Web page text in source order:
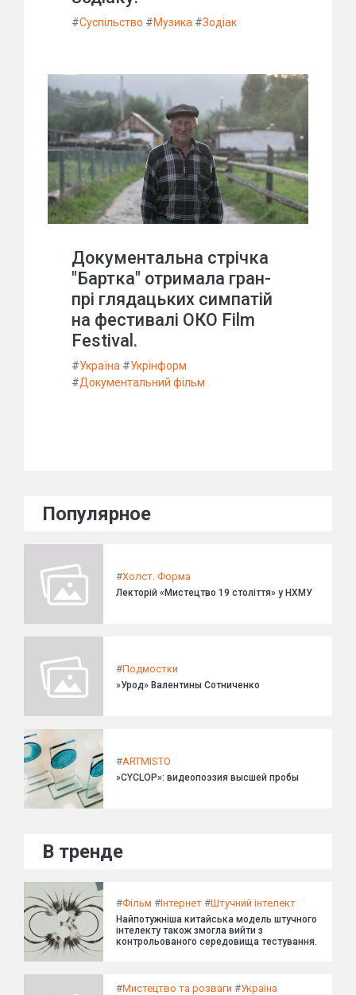
#Суспільство #Музика #Зодіак
Документальна стрічка
"Бартка" отримала гран-
прі глядацьких симпатій
на фестивалі ОКО Film
Festival.
#Україна #Укрінформ
#Документальний фільм
Популярное
#Холст. Форма
Лекторій «Мистецтво 19 століття» у НХМУ
#Подмостки
»Урод» Валентины Сотниченко
#ARTMISTO
»CYCLOP»: видеопоэзия высшей пробы
В тренде
#Фільм #Інтернет #Штучний інтелект
Найпотужніша китайська модель штучного
інтелекту також змогла вийти з
контрольованого середовища тестування.
#Мистецтво та розваги #Україна